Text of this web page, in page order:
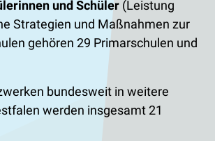
und Schüler (Leistung
Strategien und Maßnahmen zur
gehören 29 Primarschulen und
bundesweit in weitere
werden insgesamt 21